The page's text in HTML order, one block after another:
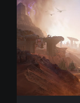
c
ó
n
e
s